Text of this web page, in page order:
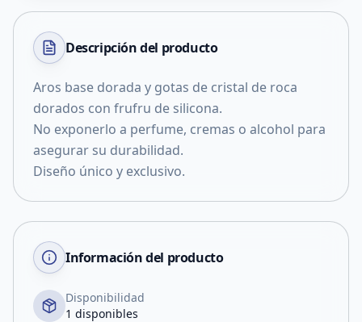
Descripción del producto
Aros base dorada y gotas de cristal de roca
dorados con frufru de silicona.
No exponerlo a perfume, cremas o alcohol para
asegurar su durabilidad.
Diseño único y exclusivo.
Información del producto
Disponibilidad
1 disponibles